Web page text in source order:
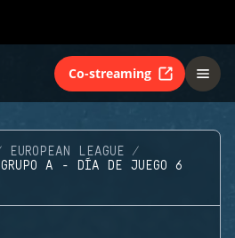
Co-streaming
EUROPEAN LEAGUE
GRUPO A - DÍA DE JUEGO 6